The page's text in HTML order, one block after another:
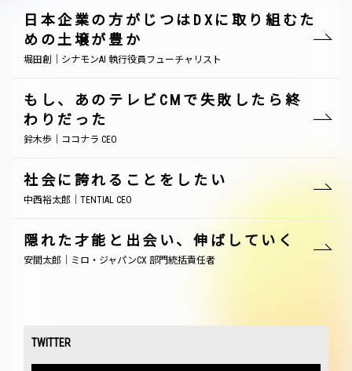
日本企業の方がじつはDXに取り組むた
めの土壌が豊か
堀田創｜シナモンAI 執行役員フューチャリスト
もし、あのテレビCMで失敗したら終
わりだった
鈴木歩｜ココナラ CEO
社会に誇れることをしたい
中西裕太郎｜TENTIAL CEO
隠れた才能と出会い、伸ばしていく
安間太郎｜ミロ・ジャパンCX 部門統括責任者
TWITTER